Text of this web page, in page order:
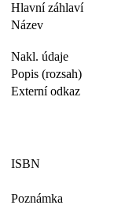
Hlavní záhlaví
Název
Nakl. údaje
Popis (rozsah)
Externí odkaz
ISBN
Poznámka